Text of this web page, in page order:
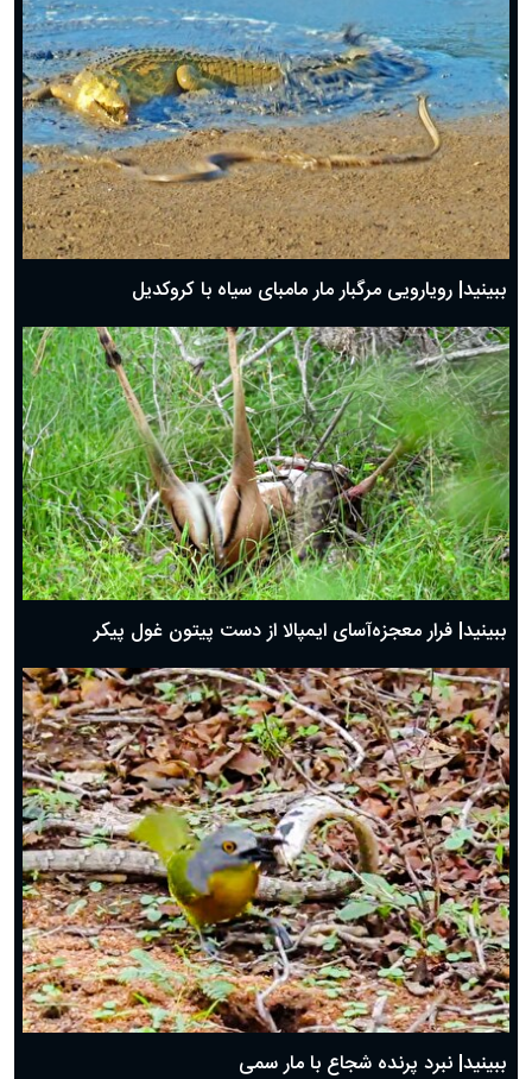
ببینید| رویارویی مرگبار مار مامبای سیاه با کروکدیل
ببینید| فرار معجزه‌آسای ایمپالا از دست پیتون غول پیکر
ببینید| نبرد پرنده شجاع با مار سمی